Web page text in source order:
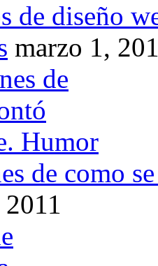
de diseño
marzo 1,
de como